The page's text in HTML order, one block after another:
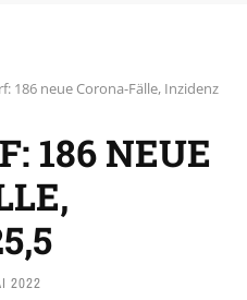
186 neue Corona-Fälle, Inzidenz
186 NEUE
2022